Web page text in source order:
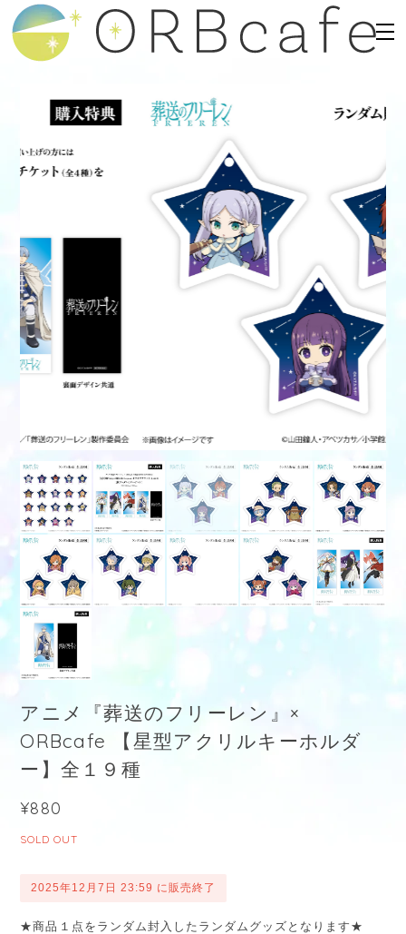
アニメ『葬送のフリーレン』×
ORBcafe 【星型アクリルキーホルダ
ー】全１９種
¥880
SOLD OUT
2025年12月7日 23:59 に販売終了
★商品１点をランダム封入したランダムグッズとなります★